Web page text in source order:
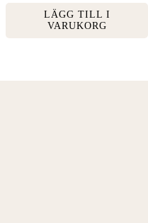
LÄGG TILL I
VARUKORG